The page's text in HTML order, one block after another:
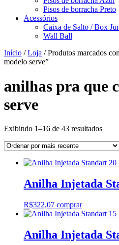
Pisos de borracha Preto
Acessórios
Caixa de Salto / Box
Wall Ball
Início /Loja / Produtos marcados
modelo serve”
anilhas pra que
serve
Exibindo 1–16 de 43 resultados
mais
Anilha Injetada
R$322,07 comprar
Anilha Injetada